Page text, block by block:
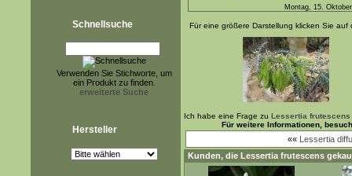
Schnellsuche
Verwenden Sie Stichworte, um
ein Produkt zu finden.
erweiterte Suche
Hersteller
Montag, 15.
Für eine größere Darstellung klicken Sie auf
Ich habe eine Frage zu Lessertia frutescens
Für weitere Informationen,
«« Lessertia
Kunden, die Lessertia frutescens